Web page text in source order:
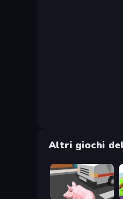
Altri giochi
Crazy Pig Simulator